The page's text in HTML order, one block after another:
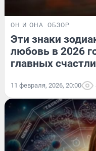
ОН И ОНА ОБЗОР
Эти знаки
любовь в 2026
главных
11 февраля, 2026, 20:00